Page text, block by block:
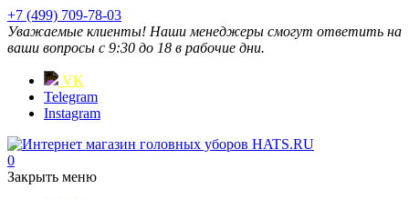
+7 (499) 709-78-03
Уважаемые клиенты! Наши менеджеры смогут ответить на
ваши вопросы с 9:30 до 18 в рабочие дни.
VK
Telegram
Instagram
0
Закрыть меню